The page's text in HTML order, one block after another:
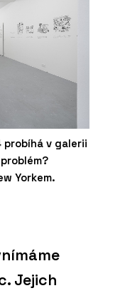
probíhá v galerii
Yorkem.
Jejich